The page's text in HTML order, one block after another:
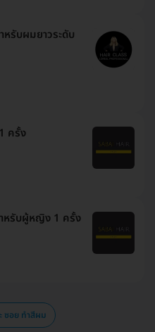
รับผมยาวระดับ
ครั้ง
หรับผู้หญิง 1 ครั้ง
ซอย ทำสีผม